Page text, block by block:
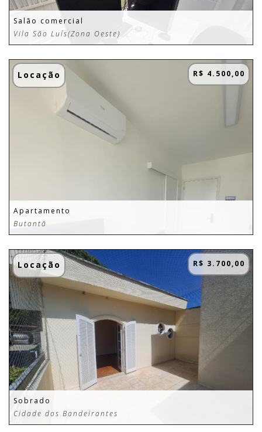
Salão comercial
Vila São Luís(Zona Oeste)
Locação R$ 4.500,00
Apartamento
Butantã
Locação R$ 3.700,00
Sobrado
Cidade dos Bandeirantes